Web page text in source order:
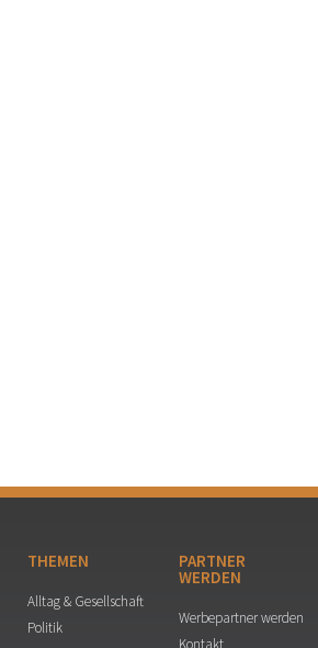
THEMEN
Alltag & Gesellschaft
Politik
PARTNER
WERDEN
Werbepartner werden
Kontakt